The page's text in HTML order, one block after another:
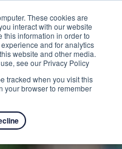
These cookies are
interact with our website
this information in order to
and for analytics
website and other media.
see our Privacy Policy
tracked when you visit this
your browser to remember